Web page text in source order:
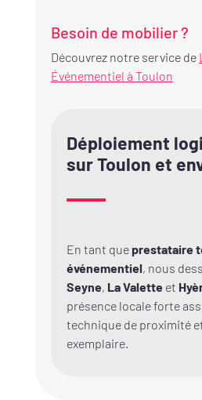
Besoin de mobilier ?
Découvrez notre service de
Événementiel à Toulon
Déploiement
sur Toulon et
En tant que prestataire
événementiel, nous
Seyne, La Valette et
présence locale forte
technique de proximité
exemplaire.